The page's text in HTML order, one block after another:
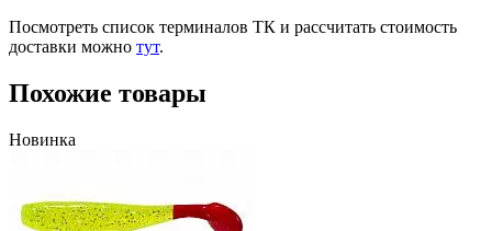
Посмотреть список терминалов ТК и рассчитать стоимость
доставки можно тут.
Похожие товары
Новинка